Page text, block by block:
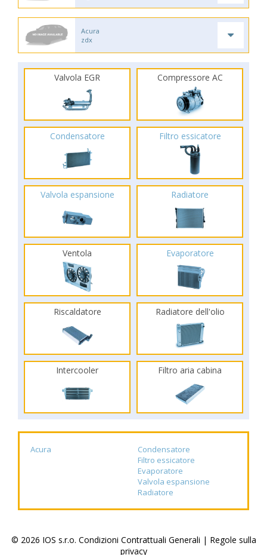
Acura
zdx
Valvola EGR Compressore AC
Condensatore Filtro essicatore
Valvola espansione Radiatore
Ventola Evaporatore
Riscaldatore Radiatore dell'olio
Intercooler Filtro aria cabina
Acura
Condensatore
Filtro essicatore
Evaporatore
Valvola espansione
Radiatore
© 2026 IOS s.r.o. Condizioni Contrattuali Generali | Regole sulla
privacy